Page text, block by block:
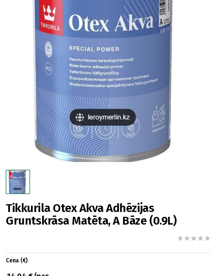
Tikkurila Otex Akva Adhēzijas
Gruntskrāsa Matēta, A Bāze (0.9L)
Cena (€)